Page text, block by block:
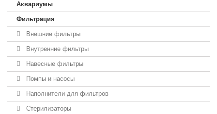
Аквариумы
Фильтрация
Внешние фильтры
Внутренние фильтры
Навесные фильтры
Помпы и насосы
Наполнители для фильтров
Стерилизаторы